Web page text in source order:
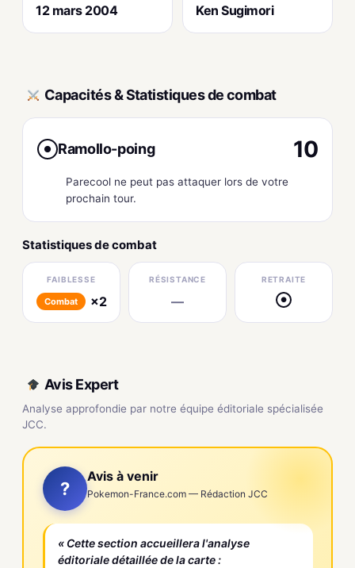
12 mars 2004 Ken Sugimori
Capacités & Statistiques de combat
● Ramollo-poing 10
Parecool ne peut pas attaquer lors de votre
prochain tour.
Statistiques de combat
FAIBLESSE
Combat ×2
RÉSISTANCE
—
RETRAITE
●
Avis Expert
Analyse approfondie par notre équipe éditoriale spécialisée
JCC.
?
Avis à venir
Pokemon-France.com — Rédaction JCC
« Cette section accueillera l'analyse
éditoriale détaillée de la carte :